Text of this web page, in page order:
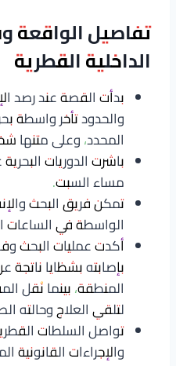
تفاصيل الواقعة
الداخلية القطرية
بدأت القصة عند رصد
والحدود تأخر واسطة
المحدد، وعلى متنها
باشرت الدوريات
مساء السبت.
تمكن فريق البحث
الواسطة في الساعات
أكدت عمليات البحث
بإصابته بشظايا
المنطقة، بينما نُقل
لتلقي العلاج وحالته
تواصل السلطات
والإجراءات